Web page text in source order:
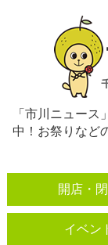
「市川ニュー
中！お祭りなど
開店・
イベン